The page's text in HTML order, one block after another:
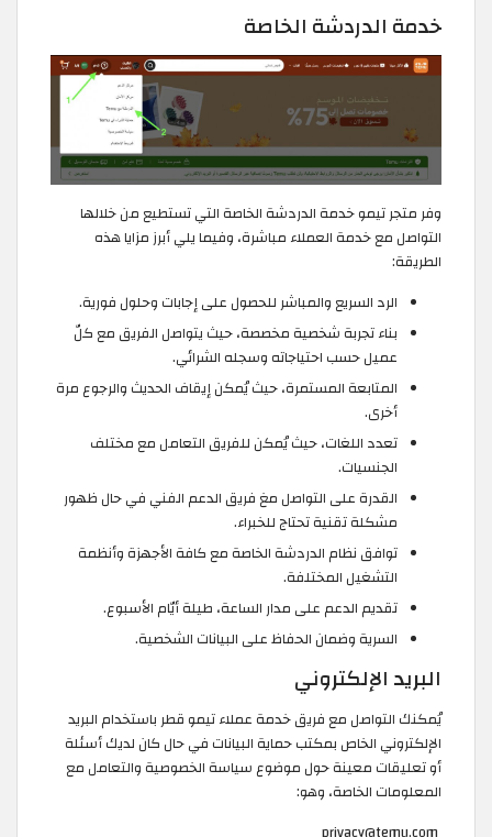
خدمة الدردشة الخاصة
وفر متجر تيمو خدمة الدردشة الخاصة التي تستطيع من خلالها
التواصل مع خدمة العملاء مباشرة، وفيما يلي أبرز مزايا هذه
الطريقة:
الرد السريع والمباشر للحصول على إجابات وحلول فورية.
بناء تجربة شخصية مخصصة، حيث يتواصل الفريق مع كلّ
عميل حسب احتياجاته وسجله الشرائي.
المتابعة المستمرة، حيث يُمكن إيقاف الحديث والرجوع مرة
أخرى.
تعدد اللغات، حيث يُمكن للفريق التعامل مع مختلف
الجنسيات.
القدرة على التواصل مغ فريق الدعم الفني في حال ظهور
مشكلة تقنية تحتاج للخبراء.
توافق نظام الدردشة الخاصة مع كافة الأجهزة وأنظمة
التشغيل المختلفة.
تقديم الدعم على مدار الساعة، طيلة أيّام الأسبوع.
السرية وضمان الحفاظ على البيانات الشخصية.
البريد الإلكتروني
يُمكنك التواصل مع فريق خدمة عملاء تيمو قطر باستخدام البريد
الإلكتروني الخاص بمكتب حماية البيانات في حال كان لديك أسئلة
أو تعليقات معينة حول موضوع سياسة الخصوصية والتعامل مع
المعلومات الخاصة، وهو: